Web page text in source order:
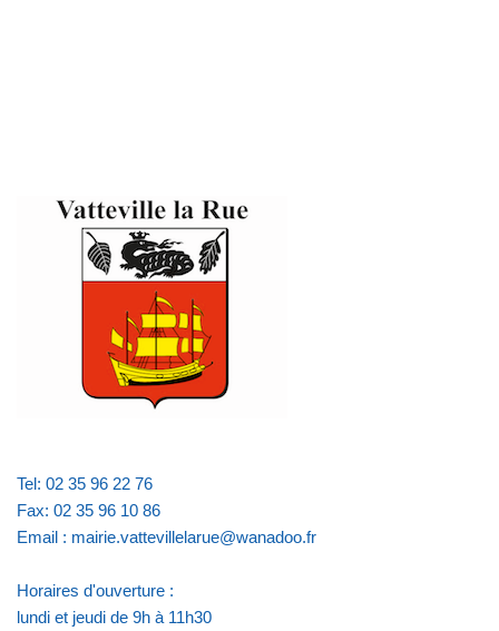
Tel: 02 35 96 22 76
Fax: 02 35 96 10 86
Email : mairie.vattevillelarue@wanadoo.fr
Horaires d'ouverture :
lundi et jeudi de 9h à 11h30